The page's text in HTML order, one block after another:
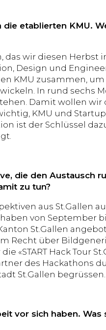
etablierten KMU.
das wir diesen Herbst
Design und
KMU zusammen,
In rund sechs
Damit wollen wir
KMU und
ist der Schlüssel
die den Austausch
zu tun?
aus St.Gallen
von September
St.Gallen
Recht über
«START Hack Tour
des Hackathons
St.Gallen begrüssen.
vor sich haben.